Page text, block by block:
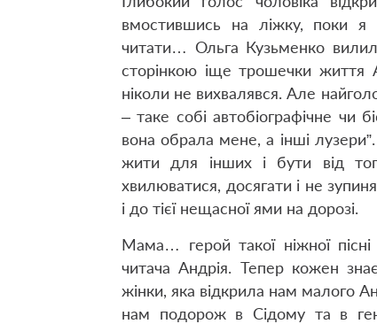
вмостившись на ліжку, поки я
читати… Ольга Кузьменко
сторінкою іще трошечки життя
ніколи не вихвалявся. Але
– таке собі автобіографічне чи
вона обрала мене, а інші
жити для інших і бути від
хвилюватися, досягати і не
і до тієї нещасної ями на дорозі.
Мама… герой такої ніжної
читача Андрія. Тепер кожен
жінки, яка відкрила нам малого
нам подорож в Сідому та в